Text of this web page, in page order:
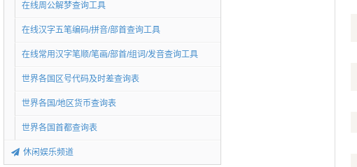
在线周公解梦查询工具
在线汉字五笔编码/拼音/部首查询工具
在线常用汉字笔顺/笔画/部首/组词/发音查询工具
世界各国区号代码及时差查询表
世界各国/地区货币查询表
世界各国首都查询表
休闲娱乐频道